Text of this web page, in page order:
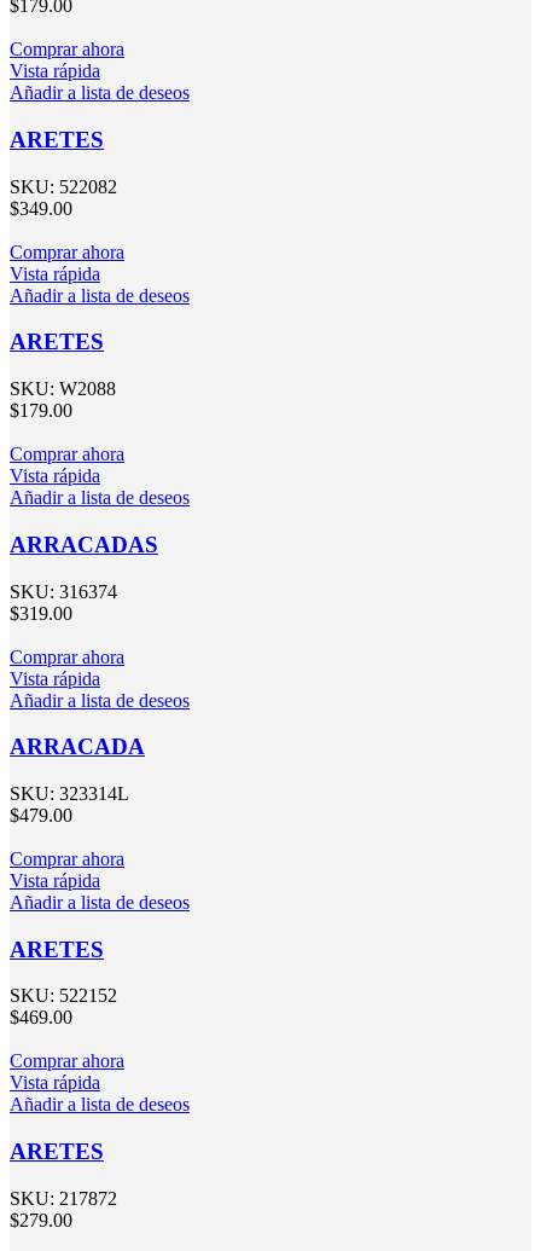
$179.00
Comprar ahora
Vista rápida
Añadir a lista de deseos
ARETES
SKU: 522082
$349.00
Comprar ahora
Vista rápida
Añadir a lista de deseos
ARETES
SKU: W2088
$179.00
Comprar ahora
Vista rápida
Añadir a lista de deseos
ARRACADAS
SKU: 316374
$319.00
Comprar ahora
Vista rápida
Añadir a lista de deseos
ARRACADA
SKU: 323314L
$479.00
Comprar ahora
Vista rápida
Añadir a lista de deseos
ARETES
SKU: 522152
$469.00
Comprar ahora
Vista rápida
Añadir a lista de deseos
ARETES
SKU: 217872
$279.00